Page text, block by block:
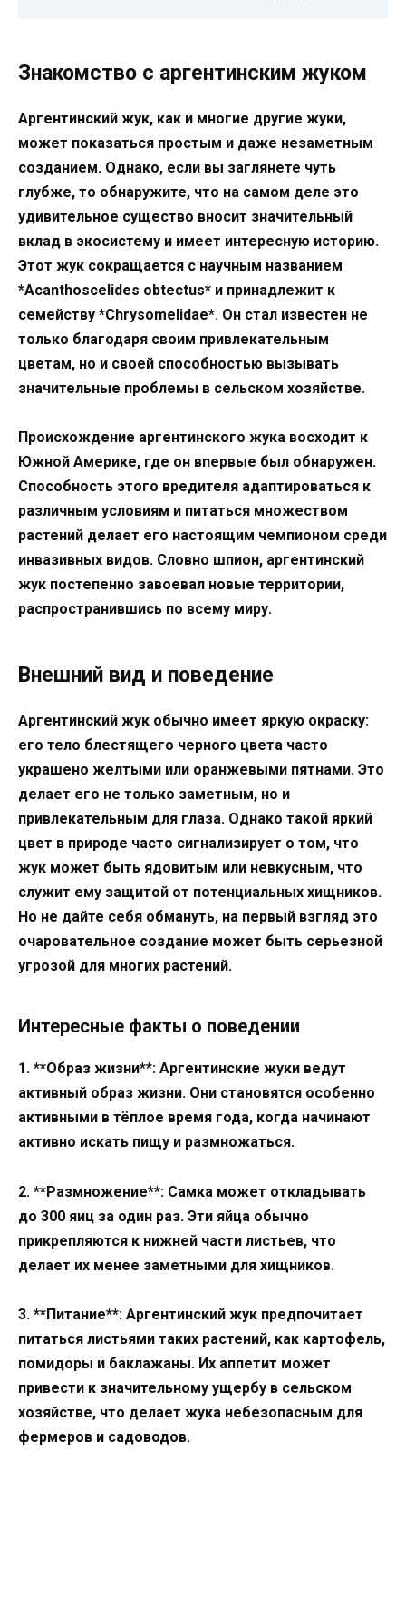
Знакомство с аргентинским жуком
Аргентинский жук, как и многие другие жуки,
может показаться простым и даже незаметным
созданием. Однако, если вы заглянете чуть
глубже, то обнаружите, что на самом деле это
удивительное существо вносит значительный
вклад в экосистему и имеет интересную историю.
Этот жук сокращается с научным названием
*Acanthoscelides obtectus* и принадлежит к
семейству *Chrysomelidae*. Он стал известен не
только благодаря своим привлекательным
цветам, но и своей способностью вызывать
значительные проблемы в сельском хозяйстве.
Происхождение аргентинского жука восходит к
Южной Америке, где он впервые был обнаружен.
Способность этого вредителя адаптироваться к
различным условиям и питаться множеством
растений делает его настоящим чемпионом среди
инвазивных видов. Словно шпион, аргентинский
жук постепенно завоевал новые территории,
распространившись по всему миру.
Внешний вид и поведение
Аргентинский жук обычно имеет яркую окраску:
его тело блестящего черного цвета часто
украшено желтыми или оранжевыми пятнами. Это
делает его не только заметным, но и
привлекательным для глаза. Однако такой яркий
цвет в природе часто сигнализирует о том, что
жук может быть ядовитым или невкусным, что
служит ему защитой от потенциальных хищников.
Но не дайте себя обмануть, на первый взгляд это
очаровательное создание может быть серьезной
угрозой для многих растений.
Интересные факты о поведении
1. **Образ жизни**: Аргентинские жуки ведут
активный образ жизни. Они становятся особенно
активными в тёплое время года, когда начинают
активно искать пищу и размножаться.
2. **Размножение**: Самка может откладывать
до 300 яиц за один раз. Эти яйца обычно
прикрепляются к нижней части листьев, что
делает их менее заметными для хищников.
3. **Питание**: Аргентинский жук предпочитает
питаться листьями таких растений, как картофель,
помидоры и баклажаны. Их аппетит может
привести к значительному ущербу в сельском
хозяйстве, что делает жука небезопасным для
фермеров и садоводов.